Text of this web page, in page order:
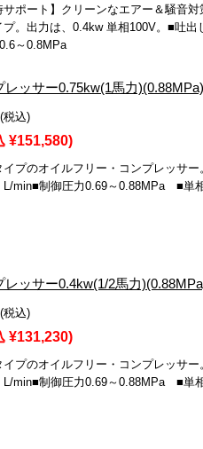
サポート】クリーンなエアー＆騒音
プ。出力は、0.4kw 単相100V。■吐
～0.8MPa
ッサー0.75kw(1馬力
(税込)
¥151,580)
イプのオイルフリー・コンプレッサ
min■制御圧力0.69～0.88MPa ■単
ッサー0.4kw(1/2馬力
(税込)
¥131,230)
イプのオイルフリー・コンプレッサ
min■制御圧力0.69～0.88MPa ■単